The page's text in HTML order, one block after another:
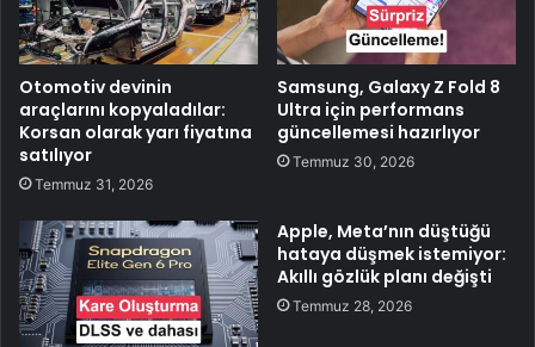
Otomotiv devinin
araçlarını kopyaladılar:
Korsan olarak yarı fiyatına
satılıyor
Temmuz 31, 2026
Samsung, Galaxy Z Fold 8
Ultra için performans
güncellemesi hazırlıyor
Temmuz 30, 2026
Apple, Meta’nın düştüğü
hataya düşmek istemiyor:
Akıllı gözlük planı değişti
Temmuz 28, 2026